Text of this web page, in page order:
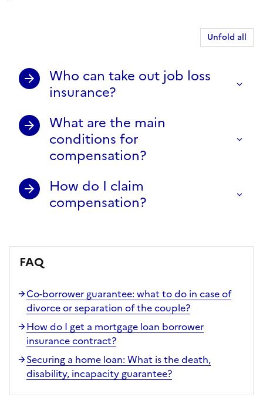
Unfold all
Who can take out job loss
insurance?
What are the main
conditions for
compensation?
How do I claim
compensation?
FAQ
Co-borrower guarantee: what to do in case of
divorce or separation of the couple?
How do I get a mortgage loan borrower
insurance contract?
Securing a home loan: What is the death,
disability, incapacity guarantee?